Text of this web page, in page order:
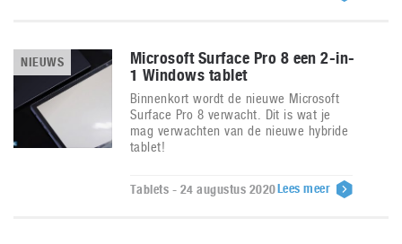
NIEUWS
Microsoft Surface Pro 8 een 2-in-
1 Windows tablet
Binnenkort wordt de nieuwe Microsoft
Surface Pro 8 verwacht. Dit is wat je
mag verwachten van de nieuwe hybride
tablet!
Tablets - 24 augustus 2020Lees meer